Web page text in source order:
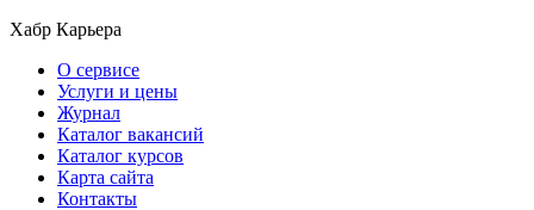
Хабр Карьера
О сервисе
Услуги и цены
Журнал
Каталог вакансий
Каталог курсов
Карта сайта
Контакты